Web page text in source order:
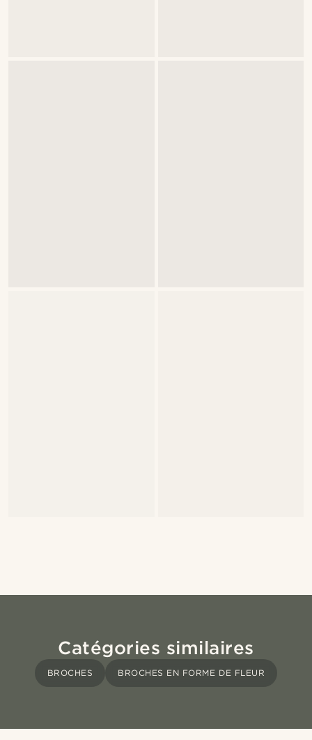
Catégories similaires
BROCHES BROCHES EN FORME DE FLEUR